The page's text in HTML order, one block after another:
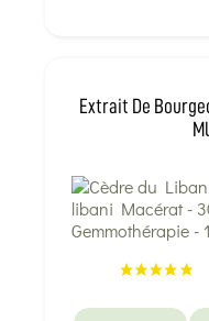
Extrait De